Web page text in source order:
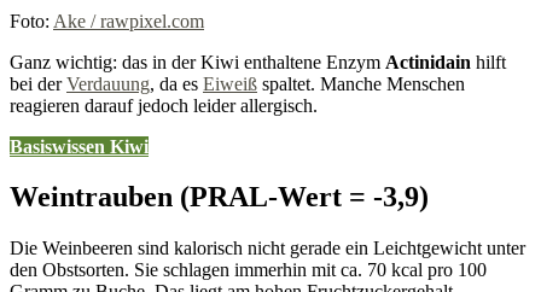
Foto: Ake / rawpixel.com
Ganz wichtig: das in der Kiwi enthaltene Enzym Actinidain hilft
bei derVerdauung, da es Eiweiß spaltet. Manche Menschen
reagieren darauf jedoch leider allergisch.
Basiswissen Kiwi
Weintrauben (PRAL-Wert = -3,9)
Die Weinbeeren sind kalorisch nicht gerade ein Leichtgewicht unter
den Obstsorten. Sie schlagen immerhin mit ca. 70 kcal pro 100